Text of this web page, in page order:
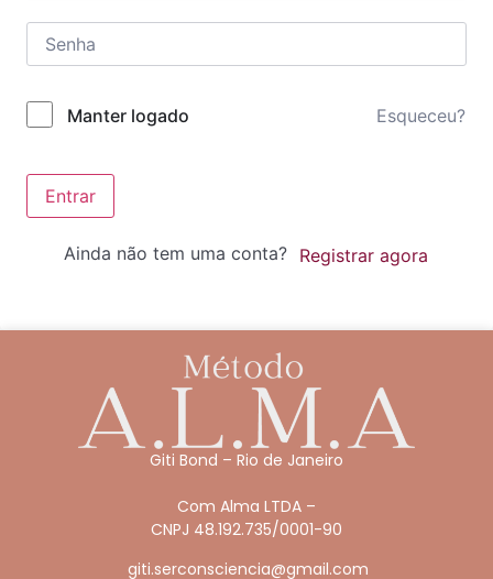
Manter logado Esqueceu?
Entrar
Ainda não tem uma conta? Registrar agora
Giti Bond – Rio de Janeiro
Com Alma LTDA –
CNPJ 48.192.735/0001-90
giti.serconsciencia@gmail.com